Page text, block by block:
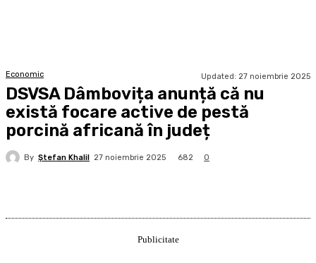
Economic Updated: 27 noiembrie 2025
DSVSA Dâmbovița anunță că nu
există focare active de pestă
porcină africană în județ
By Ştefan Khalil 27 noiembrie 2025 682 0
Publicitate